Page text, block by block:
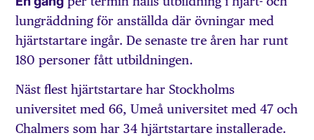
lungräddning för anställda där övningar med
hjärtstartare ingår. De senaste tre åren har runt
180 personer fått utbildningen.
Näst flest hjärtstartare har Stockholms
universitet med 66, Umeå universitet med 47 och
Chalmers som har 34 hjärtstartare installerade.